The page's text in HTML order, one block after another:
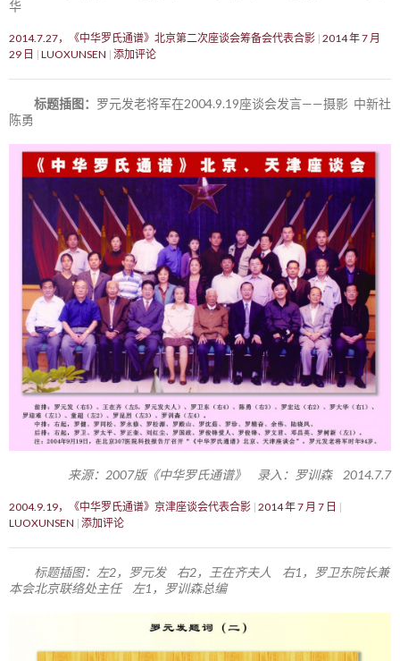
华
2014.7.27，《中华罗氏通谱》北京第二次座谈会筹备会代表合影 2014 年 7 月
29 日
LUOXUNSEN 添加评论
标题插图： 罗元发老将军在2004.9.19座谈会发言——摄影 中新社
陈勇
来源：2007版《中华罗氏通谱》 录入：罗训森 2014.7.7
2004.9.19，《中华罗氏通谱》京津座谈会代表合影 2014 年 7 月 7 日
LUOXUNSEN 添加评论
标题插图：左2，罗元发 右2，王在齐夫人 右1，罗卫东院长兼
本会北京联络处主任 左1，罗训森总编